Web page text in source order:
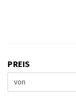
PREIS
PREIS
Preis bis